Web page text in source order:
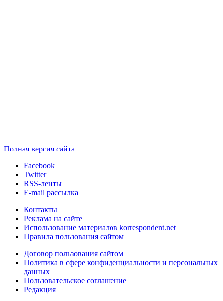
Полная версия сайта
Facebook
Twitter
RSS-ленты
E-mail рассылка
Контакты
Реклама на сайте
Использование материалов korrespondent.net
Правила пользования сайтом
Договор пользования сайтом
Политика в сфере конфиденциальности и персональных
данных
Пользовательское соглашение
Редакция